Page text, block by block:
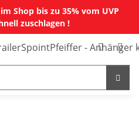
Shop bis zu 35% vom UVP
zuschlagen !